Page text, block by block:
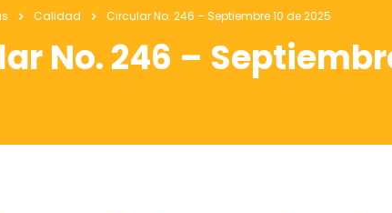
Calidad Circular No. 246 – Septiembre 10 de 2025
No. 246 –